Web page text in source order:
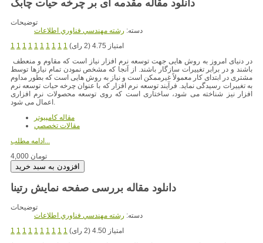
دانلود مقاله مقدمه ای بر چرخه حیات چابک
توضیحات
دسته: رشته مهندسي فناوري اطلاعات
1 1 1 1 1 1 1 1 1 1
امتیاز 4.75 (2 رای)
در دنیای امروز به روش هایی جهت توسعه نرم افزار نیاز است که مقاوم و منعطف
باشند و در برابر تغییرات سازگار باشند. از آنجا که مشخص نمودن تمام نیازها توسط
مشتری در ابتدای کار معمولاً غیرممکن است و نیاز به روش هایی است که بطور مداوم
به تغییرات رسیدگی نماید. فرآیند توسعه نرم افزار که با عنوان چرخه حیات توسعه نرم
افزار نیز شناخته می شود، ساختاری است که روی توسعه محصولات نرم افزاری
اعمال می شود.
مقاله کامپیوتر
مقالات تخصصي
ادامه مطلب...
4,000 تومان
توضیحات
دسته: رشته مهندسي فناوري اطلاعات
1 1 1 1 1 1 1 1 1 1
امتیاز 4.50 (2 رای)